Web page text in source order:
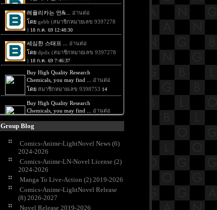
Group Blog
Comics-Anime-LightNovel News (6)
2024-2026
Comics-Anime-LN-Novel License (2)
2024-2026
Manga To Live-Action (2) 2019-2026
Comics-Anime-LightNovel Release
(8) 2026-2027
Novel Release 2019-2026